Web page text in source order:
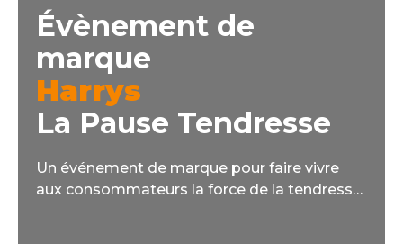
Évènement de
marque
Harrys
La Pause Tendresse
Un événement de marque pour faire vivre
aux consommateurs la force de la tendresse